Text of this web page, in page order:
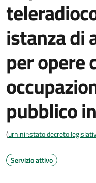
istanza di
per opere
pubblico
(
Servizio attivo